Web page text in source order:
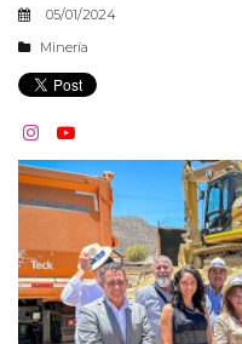
05/01/2024
Minería
 